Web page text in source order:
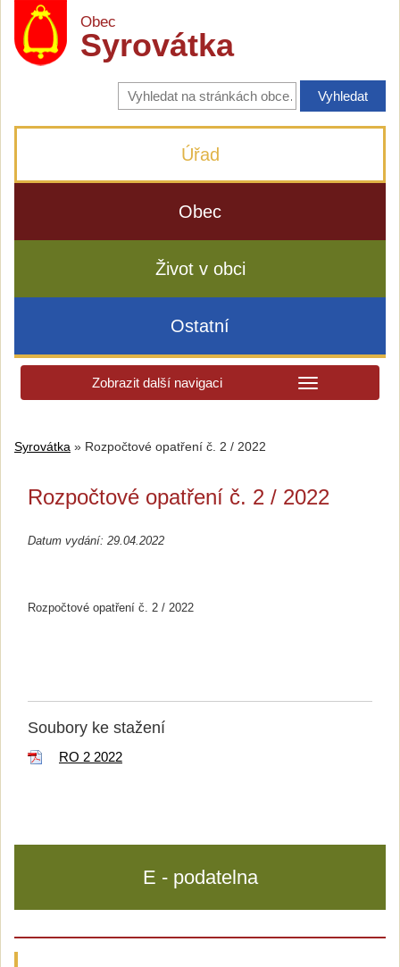
Obec
Syrovátka
Vyhledávání
na
stránkách
Úřad
Obec
Život v obci
Ostatní
Zobrazit další navigaci
Syrovátka » Rozpočtové opatření č. 2 / 2022
Rozpočtové opatření č. 2 / 2022
Datum vydání: 29.04.2022
Rozpočtové opatření č. 2 / 2022
Soubory ke stažení
RO 2 2022
E - podatelna